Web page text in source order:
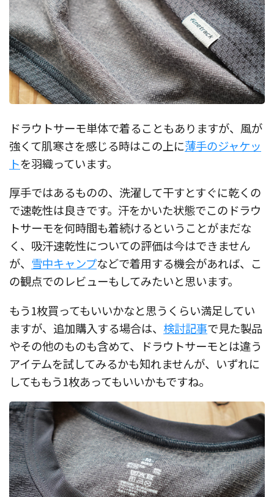
ドラウトサーモ単体で着ることもありますが、風が
強くて肌寒さを感じる時はこの上に薄手のジャケッ
トを羽織っています。
厚手ではあるものの、洗濯して干すとすぐに乾くの
で速乾性は良きです。汗をかいた状態でこのドラウ
トサーモを何時間も着続けるということがまだな
く、吸汗速乾性についての評価は今はできません
が、 雪中キャンプなどで着用する機会があれば、こ
の観点でのレビューもしてみたいと思います。
もう1枚買ってもいいかなと思うくらい満足してい
ますが、追加購入する場合は、 検討記事で見た製品
やその他のものも含めて、ドラウトサーモとは違う
アイテムを試してみるかも知れませんが、いずれに
してももう1枚あってもいいかもですね。